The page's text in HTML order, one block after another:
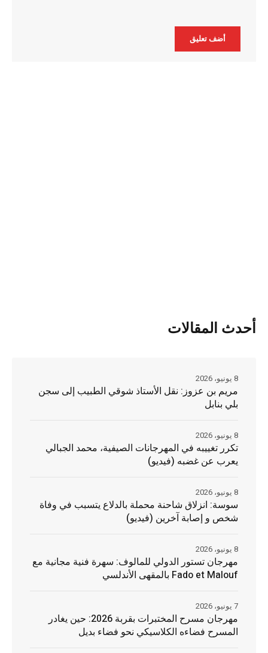
أحدث المقالات
مريم بن عزوز: نقل الأستاذ شوقي الطبيب إلى سجن
بلي بنابل
8 يونيو، 2026
تكرر تغييبه في المهرجانات الصيفية، محمد الجبالي
يعرب عن غضبه (فيديو)
8 يونيو، 2026
سوسة: انزلاق شاحنة محملة بالدلاع يتسبب في وفاة
شخص و إصابة آخرين (فيديو)
8 يونيو، 2026
مهرجان تستور الدولي للمالوف: سهرة فنية مجانية مع
Fado et Malouf بالمقهى الأندلسي
8 يونيو، 2026
مهرجان مسرح المختبرات بقربة 2026: حين يغادر
المسرح فضاءه الكلاسيكي نحو فضاء بديل
7 يونيو، 2026